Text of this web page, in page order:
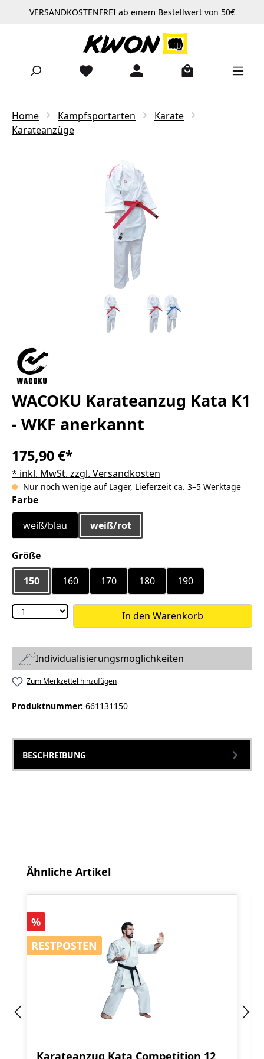
Zum Hauptinhalt springen
VERSANDKOSTENFREI ab einem Bestellwert von 50€
Home Kampfsportarten
Karate
Karateanzüge
Bildergalerie überspringen
WACOKU Karateanzug Kata K1
- WKF anerkannt
175,90 €*
* inkl. MwSt. zzgl. Versandkosten
Nur noch wenige auf Lager, Lieferzeit ca. 3–5 Werktage
Farbeauswählen
weiß/blau
weiß/rot
Größeauswählen
150
160 170 180 190
In den Warenkorb
Individualisierungsmöglichkeiten
Zum Merkzettel hinzufügen
Produktnummer: 661131150
BESCHREIBUNG
Produktgalerie überspringen
Ähnliche Artikel
Rabatt
%
RESTPOSTEN
RESTPOSTEN